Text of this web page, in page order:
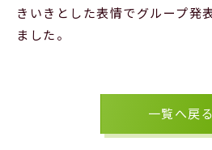
きいきとした表情でグループ発
ました。
一覧へ戻る